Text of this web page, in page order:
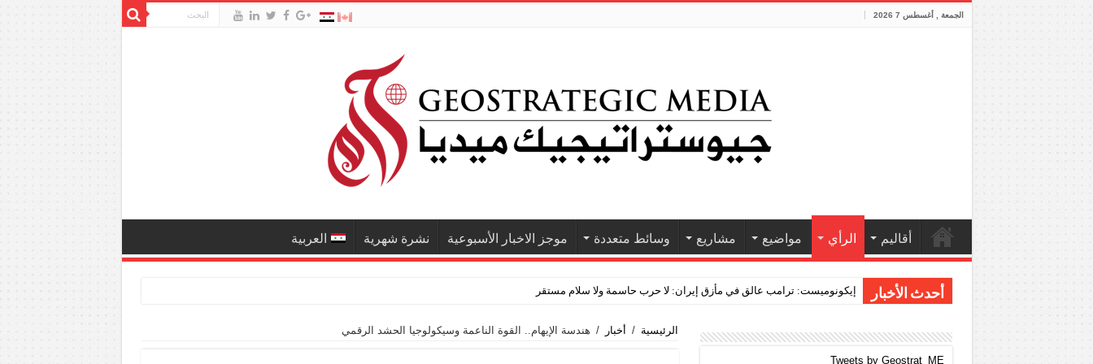
الجمعة , أغسطس 7 2026
أقاليم الرأي مواضيع مشاريع وسائط متعددة موجز الاخبار الأسبوعية نشرة شهرية العربية
أحدث الأخبار باحث أمريكي: هل تتح
الرئيسية / أخبار / هندسة الإيهام.. القوة الناعمة وسيكولوجيا الحشد الرقمي
Tweets by Geostrat_ME